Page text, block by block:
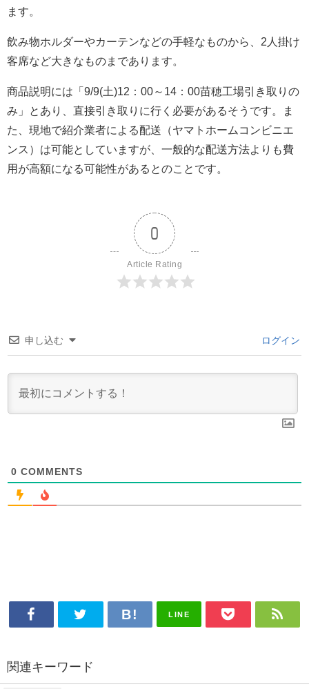
ます。
飲み物ホルダーやカーテンなどの手軽なものから、2人掛け
客席など大きなものまであります。
商品説明には「9/9(土)12：00～14：00苗穂工場引き取りの
み」とあり、直接引き取りに行く必要があるそうです。ま
た、現地で紹介業者による配送（ヤマトホームコンビニエ
ンス）は可能としていますが、一般的な配送方法よりも費
用が高額になる可能性があるとのことです。
0
Article Rating
申し込む ログイン
0 COMMENTS
LINE
関連キーワード